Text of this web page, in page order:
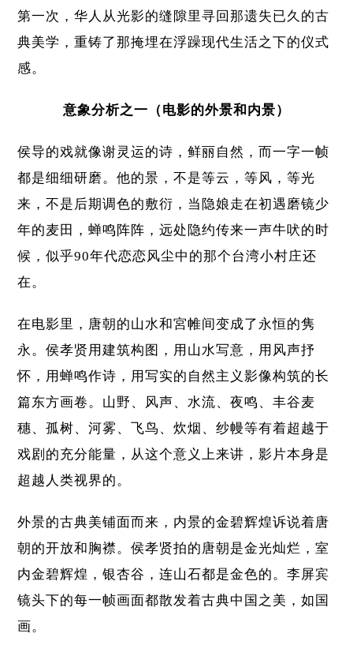
第一次，华人从光影的缝隙里寻回那遗失已久的古
典美学，重铸了那掩埋在浮躁现代生活之下的仪式
感。
意象分析之一（电影的外景和内景）
侯导的戏就像谢灵运的诗，鲜丽自然，而一字一帧
都是细细研磨。他的景，不是等云，等风，等光
来，不是后期调色的敷衍，当隐娘走在初遇磨镜少
年的麦田，蝉鸣阵阵，远处隐约传来一声牛吠的时
候，似乎90年代恋恋风尘中的那个台湾小村庄还
在。
在电影里，唐朝的山水和宮帷间变成了永恒的隽
永。侯孝贤用建筑构图，用山水写意，用风声抒
怀，用蝉鸣作诗，用写实的自然主义影像构筑的长
篇东方画卷。山野、风声、水流、夜鸣、丰谷麦
穗、孤树、河雾、飞鸟、炊烟、纱幔等有着超越于
戏剧的充分能量，从这个意义上来讲，影片本身是
超越人类视界的。
外景的古典美铺面而来，内景的金碧辉煌诉说着唐
朝的开放和胸襟。侯孝贤拍的唐朝是金光灿烂，室
内金碧辉煌，银杏谷，连山石都是金色的。李屏宾
镜头下的每一帧画面都散发着古典中国之美，如国
画。